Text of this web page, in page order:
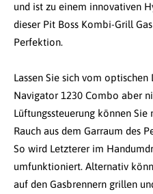
und ist zu einem innovativen
dieser Pit Boss Kombi-Grill
Perfektion.
Lassen Sie sich vom optischen
Navigator 1230 Combo aber
Lüftungssteuerung können
Rauch aus dem Garraum des
So wird Letzterer im
umfunktioniert. Alternativ
auf den Gasbrennern grillen